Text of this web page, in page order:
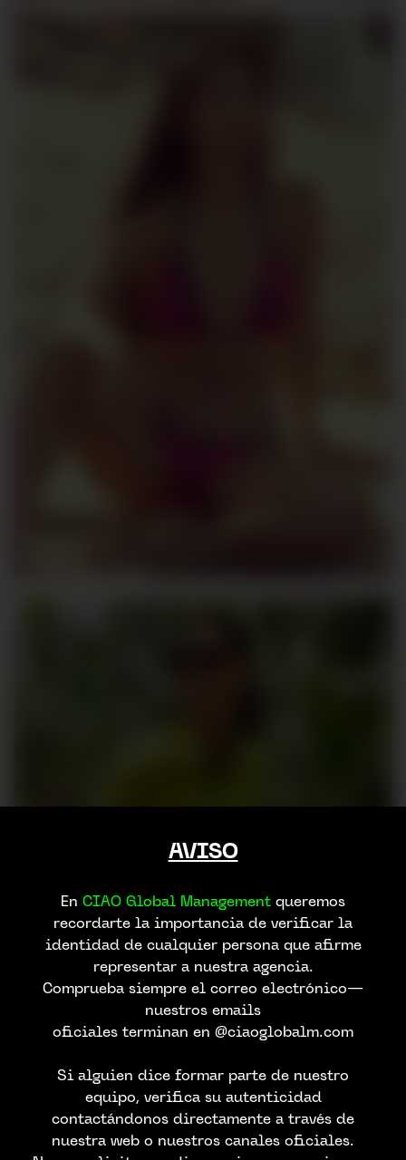
AVISO
En CIAO Global Management queremos
recordarte la importancia de verificar la
identidad de cualquier persona que afirme
representar a nuestra agencia.
Comprueba siempre el correo electrónico—
nuestros emails
oficiales terminan en @ciaoglobalm.com
Si alguien dice formar parte de nuestro
equipo, verifica su autenticidad
contactándonos directamente a través de
nuestra web o nuestros canales oficiales.